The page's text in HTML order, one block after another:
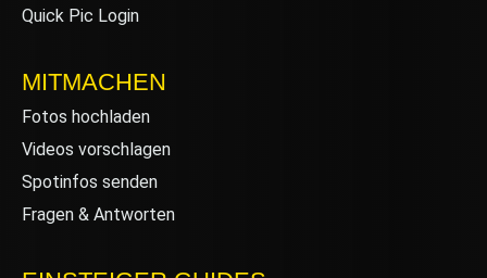
Quick Pic Login
MITMACHEN
Fotos hochladen
Videos vorschlagen
Spotinfos senden
Fragen & Antworten